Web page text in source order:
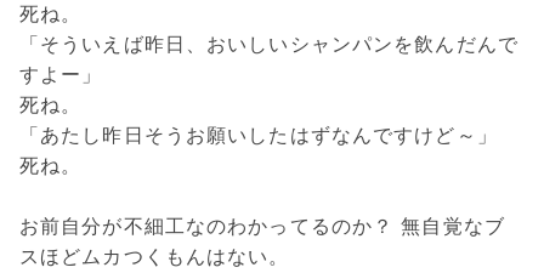
死ね。
「そういえば昨日、おいしいシャンパンを飲んだんで
すよー」
死ね。
「あたし昨日そうお願いしたはずなんですけど～」
死ね。
お前自分が不細工なのわかってるのか？ 無自覚なブ
スほどムカつくもんはない。